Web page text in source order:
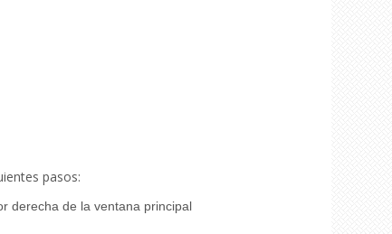
pasos:
derecha de la ventana principal